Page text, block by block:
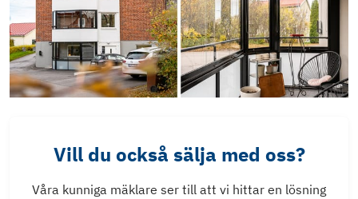
Vill du också sälja med oss?
Våra kunniga mäklare ser till att vi hittar en lösning